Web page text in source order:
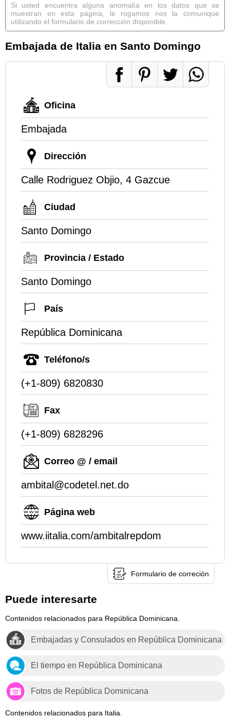
Si usted encuentra alguna anomalía en los datos que se
muestran en esta página, le rogamos nos la comunique
utilizando el formulario de corrección disponible.
Embajada de Italia en Santo Domingo
Oficina
Embajada
Dirección
Calle Rodriguez Objio, 4 Gazcue
Ciudad
Santo Domingo
Provincia / Estado
Santo Domingo
País
República Dominicana
Teléfono/s
(+1-809) 6820830
Fax
(+1-809) 6828296
Correo @ / email
ambital@codetel.net.do
Página web
www.iitalia.com/ambitalrepdom
Formulario de correción
Puede interesarte
Contenidos relacionados para República Dominicana.
Embajadas y Consulados en República Dominicana
El tiempo en República Dominicana
Fotos de República Dominicana
Contenidos relacionados para Italia.